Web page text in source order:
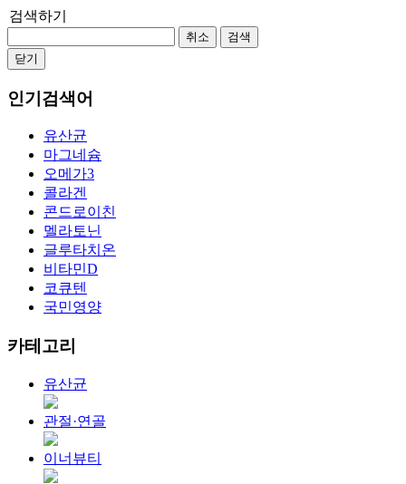
검색하기
취소
검색
닫기
인기검색어
유산균
마그네슘
오메가3
콜라겐
콘드로이친
멜라토닌
글루타치온
비타민D
코큐텐
국민영양
카테고리
유산균
관절·연골
이너뷰티